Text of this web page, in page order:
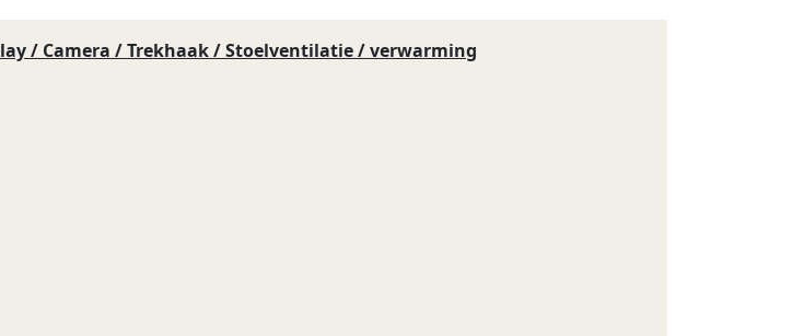
/ Camera / Trekhaak / Stoelventilatie / verwarming